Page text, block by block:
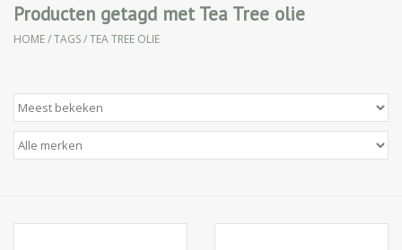
Lichaamsverzorging
Specialiteiten
Natuurlijke Kruiden
Apotheek
Producten getagd met Tea Tree olie
HOME/TAGS/TEA TREE OLIE